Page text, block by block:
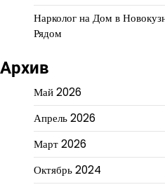
Нарколог на Дом в
Рядом
Архив
Май 2026
Апрель 2026
Март 2026
Октябрь 2024